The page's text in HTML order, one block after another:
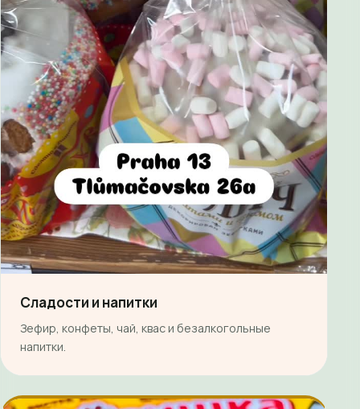
Сладости и напитки
Зефир, конфеты, чай, квас и безалкогольные
напитки.